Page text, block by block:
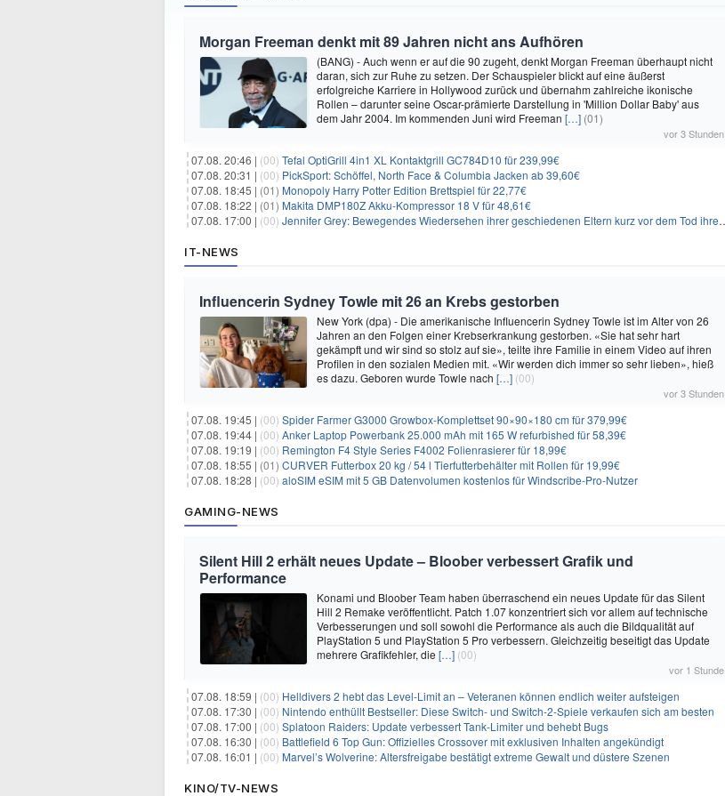
Morgan Freeman denkt mit 89 Jahren nicht ans Aufhören
(BANG) - Auch wenn er auf die 90 zugeht, denkt Morgan Freeman überhaupt nicht
daran, sich zur Ruhe zu setzen. Der Schauspieler blickt auf eine äußerst
erfolgreiche Karriere in Hollywood zurück und übernahm zahlreiche ikonische
Rollen – darunter seine Oscar-prämierte Darstellung in 'Million Dollar Baby' aus
dem Jahr 2004. Im kommenden Juni wird Freeman […] (01)
vor 3 Stunden
07.08. 20:46 | (00) Tefal OptiGrill 4in1 XL Kontaktgrill GC784D10 für 239,99€
07.08. 20:31 | (00) PickSport: Schöffel, North Face & Columbia Jacken ab 39,60€
07.08. 18:45 | (01) Monopoly Harry Potter Edition Brettspiel für 22,77€
07.08. 18:22 | (01) Makita DMP180Z Akku-Kompressor 18 V für 48,61€
07.08. 17:00 | (00) Jennifer Grey: Bewegendes Wiedersehen ihrer geschiedenen Eltern kurz vor dem Tod ihrer Mutter
IT-NEWS
Influencerin Sydney Towle mit 26 an Krebs gestorben
New York (dpa) - Die amerikanische Influencerin Sydney Towle ist im Alter von 26
Jahren an den Folgen einer Krebserkrankung gestorben. «Sie hat sehr hart
gekämpft und wir sind so stolz auf sie», teilte ihre Familie in einem Video auf ihren
Profilen in den sozialen Medien mit. «Wir werden dich immer so sehr lieben», hieß
es dazu. Geboren wurde Towle nach […] (00)
vor 3 Stunden
07.08. 19:45 | (00) Spider Farmer G3000 Growbox-Komplettset 90×90×180 cm für 379,99€
07.08. 19:44 | (00) Anker Laptop Powerbank 25.000 mAh mit 165 W refurbished für 58,39€
07.08. 19:19 | (00) Remington F4 Style Series F4002 Folienrasierer für 18,99€
07.08. 18:55 | (01) CURVER Futterbox 20 kg / 54 l Tierfutterbehälter mit Rollen für 19,99€
07.08. 18:28 | (00) aloSIM eSIM mit 5 GB Datenvolumen kostenlos für Windscribe-Pro-Nutzer
GAMING-NEWS
Silent Hill 2 erhält neues Update – Bloober verbessert Grafik und
Performance
Konami und Bloober Team haben überraschend ein neues Update für das Silent
Hill 2 Remake veröffentlicht. Patch 1.07 konzentriert sich vor allem auf technische
Verbesserungen und soll sowohl die Performance als auch die Bildqualität auf
PlayStation 5 und PlayStation 5 Pro verbessern. Gleichzeitig beseitigt das Update
mehrere Grafikfehler, die […] (00)
vor 1 Stunde
07.08. 18:59 | (00) Helldivers 2 hebt das Level-Limit an – Veteranen können endlich weiter aufsteigen
07.08. 17:30 | (00) Nintendo enthüllt Bestseller: Diese Switch- und Switch-2-Spiele verkaufen sich am besten
07.08. 17:00 | (00) Splatoon Raiders: Update verbessert Tank-Limiter und behebt Bugs
07.08. 16:30 | (00) Battlefield 6 Top Gun: Offizielles Crossover mit exklusiven Inhalten angekündigt
07.08. 16:01 | (00) Marvel’s Wolverine: Altersfreigabe bestätigt extreme Gewalt und düstere Szenen
KINO/TV-NEWS